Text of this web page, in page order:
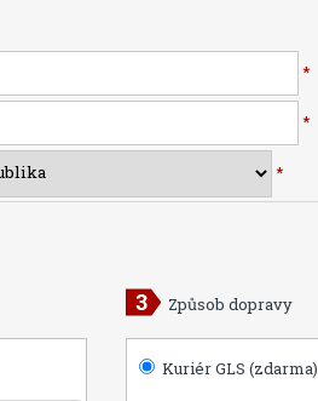
*
*
*
Způsob dopravy
Kuriér GLS (zdarma)